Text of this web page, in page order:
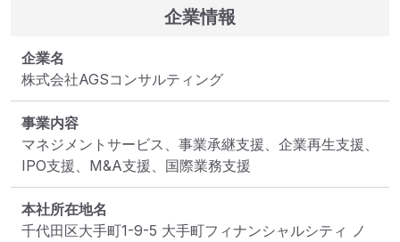
企業情報
企業名
株式会社AGSコンサルティング
事業内容
マネジメントサービス、事業承継支援、企業再生支援、
IPO支援、M&A支援、国際業務支援
本社所在地名
千代田区大手町1-9-5 大手町フィナンシャルシティ ノ